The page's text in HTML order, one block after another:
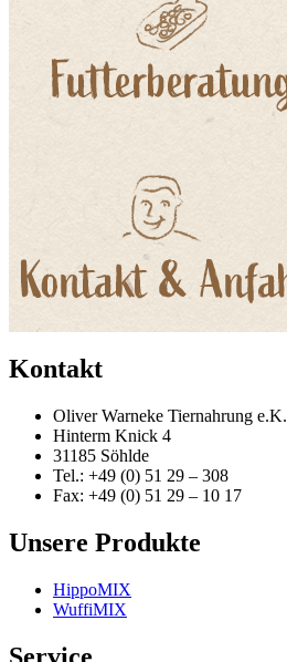
Kontakt
Oliver Warneke Tiernahrung e.K.
Hinterm Knick 4
31185 Söhlde
Tel.: +49 (0) 51 29 – 308
Fax: +49 (0) 51 29 – 10 17
Unsere Produkte
HippoMIX
WuffiMIX
Service